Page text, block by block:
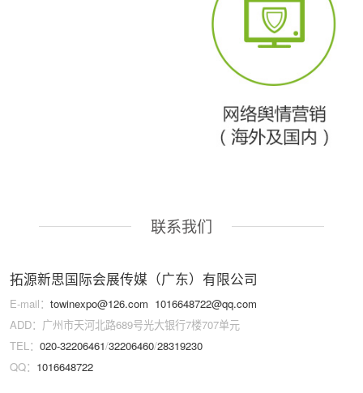
联系我们
拓源新思国际会展传媒（广东）有限公司
E-mail： towinexpo@126.com 1016648722@qq.com
ADD：广州市天河北路689号光大银行7楼707单元
TEL： 020-32206461/32206460/28319230
QQ： 1016648722